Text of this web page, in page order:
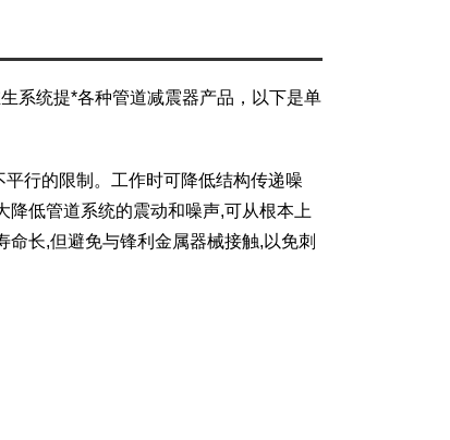
系统提*各种管道减震器产品，以下是单
行的限制。工作时可降低结构传递噪
低管道系统的震动和噪声,可从根本上
长,但避免与锋利金属器械接触,以免刺